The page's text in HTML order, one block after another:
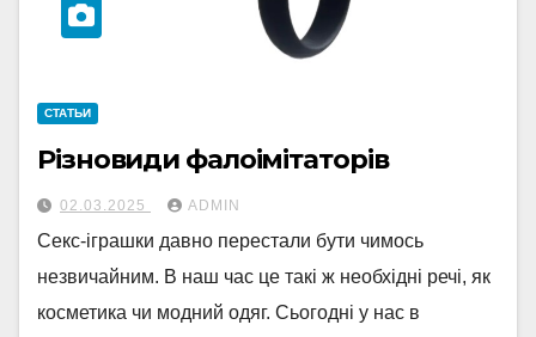
СТАТЬИ
Різновиди фалоімітаторів
02.03.2025 ADMIN
Секс-іграшки давно перестали бути чимось
незвичайним. В наш час це такі ж необхідні речі, як
косметика чи модний одяг. Сьогодні у нас в